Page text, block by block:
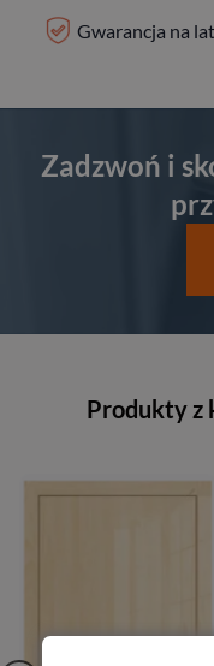
Gwarancja na
Zadzwoń i
Produkty z